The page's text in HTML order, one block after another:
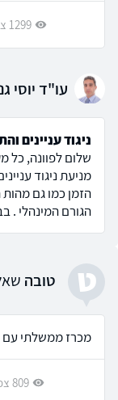
1299 צפיות
עו"ד יוסי
ניגוד עניינים
שלום לפוונה, כל
מניעת ניגוד
הזמן כמו גם
הגורם המינהלי .
ט טובה
מכרז ממשלתי
809 צפיות